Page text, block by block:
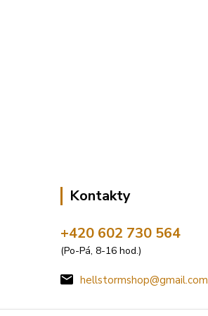
Kontakty
+420 602 730 564
(Po-Pá, 8-16 hod.)
hellstormshop@gmail.com